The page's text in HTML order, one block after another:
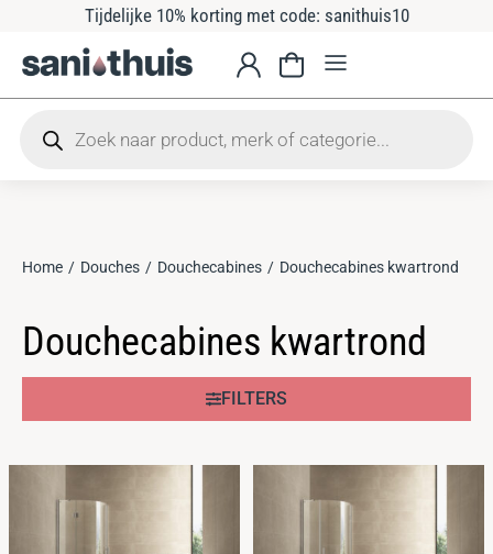
Tijdelijke 10% korting met code: sanithuis10
Je bent hier:
Home Douches Douchecabines Douchecabines kwartrond
Douchecabines kwartrond
FILTERS